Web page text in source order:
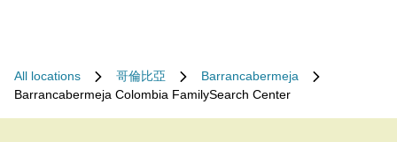
All locations 哥倫比亞
Barrancabermeja
Barrancabermeja Colombia FamilySearch Center